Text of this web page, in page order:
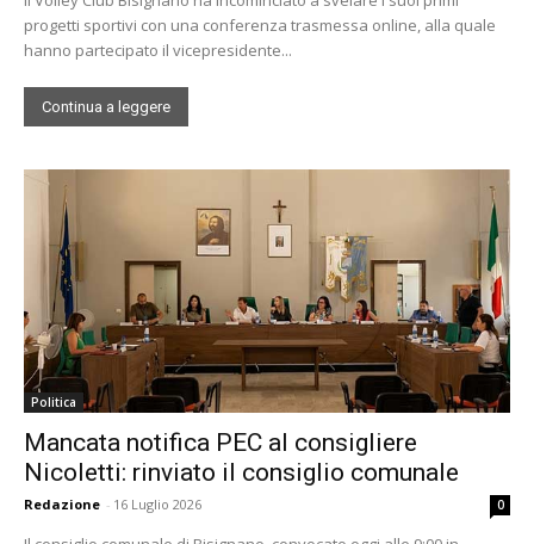
progetti sportivi con una conferenza trasmessa online, alla quale
hanno partecipato il vicepresidente...
Continua a leggere
Politica
Mancata notifica PEC al consigliere
Nicoletti: rinviato il consiglio comunale
Redazione - 16 Luglio 2026 0